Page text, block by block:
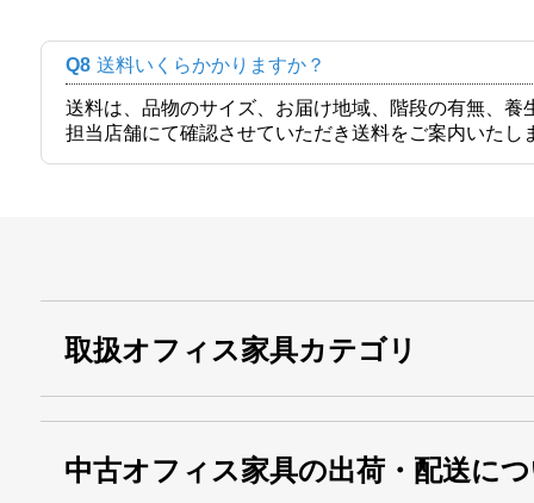
Q8 送料いくらかかりますか？
送料は、品物のサイズ、お届け地域、階段の有無、
担当店舗にて確認させていただき送料をご案内いたし
取扱オフィス家具カテゴリ
中古オフィス家具の出荷・配送に